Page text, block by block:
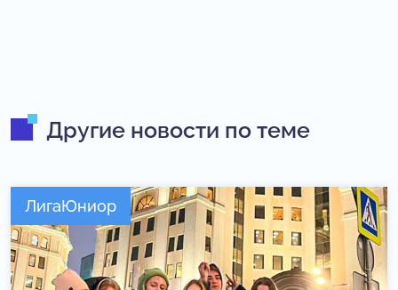
Другие новости по теме
ЛигаЮниор